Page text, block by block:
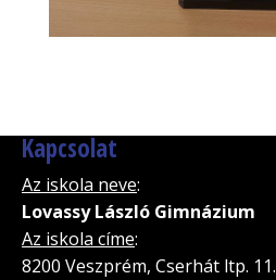
Kapcsolat
Az iskola neve:
Lovassy László Gimnázium
Az iskola címe:
8200 Veszprém, Cserhát ltp. 11.